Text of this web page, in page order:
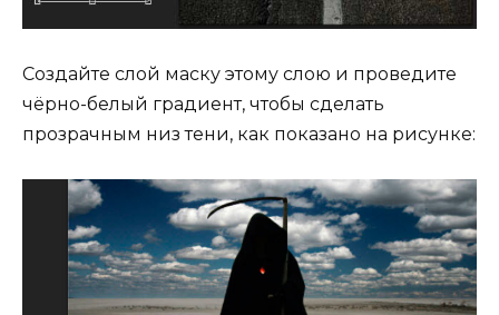
Создайте слой маску этому слою и проведите
чёрно-белый градиент, чтобы сделать
прозрачным низ тени, как показано на рисунке: